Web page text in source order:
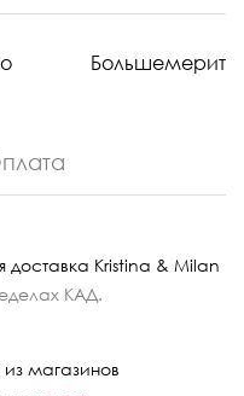
Большемерит
Kristina & Milan
КАД.
магазинов